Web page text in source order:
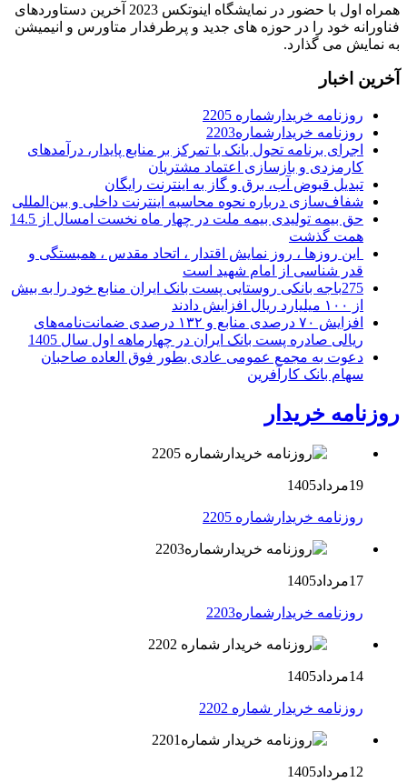
همراه اول با حضور در نمایشگاه اینوتکس 2023 آخرین دستاوردهای
فناورانه خود را در حوزه های جدید و پرطرفدار متاورس و انیمیشن
به نمایش می گذارد.
آخرین اخبار
روزنامه خریدارشماره 2205
روزنامه خریدارشماره2203
اجرای برنامه تحول بانک با تمرکز بر منابع پایدار، درآمدهای
کارمزدی و بازسازی اعتماد مشتریان
تبدیل قبوض آب، برق و گاز به اینترنت رایگان
شفاف‌سازی درباره نحوه محاسبه اینترنت داخلی و بین‌المللی
حق بیمه تولیدی بیمه ملت در چهار ماه نخست امسال از 14.5
همت گذشت
این روزها ، روز نمایش اقتدار ، اتحاد مقدس ، همبستگی و
قدر شناسی از امام شهید است
275باجه بانکی روستایی پست بانک ایران منابع خود را به بیش
از ۱۰۰ میلیارد ریال افزایش دادند
افزایش ۷۰ درصدی منابع و ۱۳۲ درصدی ضمانت‌نامه‌های
ریالی صادره پست بانک ایران در چهارماهه اول سال 1405
دعوت به مجمع عمومی عادی بطور فوق العاده صاحبان
سهام بانک کارآفرین
روزنامه خریدار
19مرداد1405
روزنامه خریدارشماره 2205
17مرداد1405
روزنامه خریدارشماره2203
14مرداد1405
روزنامه خریدار شماره 2202
12مرداد1405